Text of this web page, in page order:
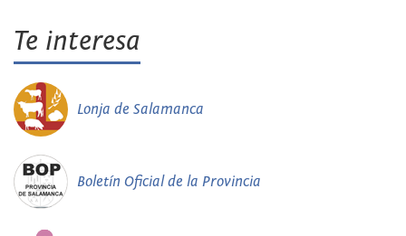
Te interesa
Lonja de Salamanca
Boletín Oficial de la Provincia